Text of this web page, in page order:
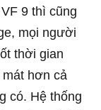
9 thì cũng
mọi người
thời gian
hơn cả
có. Hệ thống